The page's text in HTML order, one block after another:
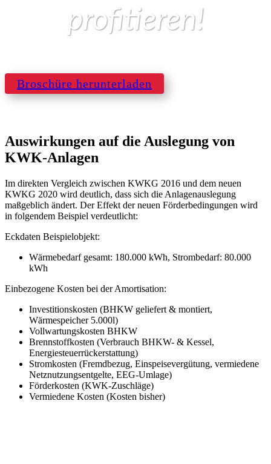
profitieren!
Broschüre herunterladen
Auswirkungen auf die Auslegung von
KWK-Anlagen
Im direkten Vergleich zwischen KWKG 2016 und dem neuen
KWKG 2020 wird deutlich, dass sich die Anlagenauslegung
maßgeblich ändert. Der Effekt der neuen Förderbedingungen wird
in folgendem Beispiel verdeutlicht:
Eckdaten Beispielobjekt:
Wärmebedarf gesamt: 180.000 kWh, Strombedarf: 80.000
kWh
Einbezogene Kosten bei der Amortisation:
Investitionskosten (BHKW geliefert & montiert,
Wärmespeicher 5.000l)
Vollwartungskosten BHKW
Brennstoffkosten (Verbrauch BHKW- & Kessel,
Energiesteuerrückerstattung)
Stromkosten (Fremdbezug, Einspeisevergütung, vermiedene
Netznutzungsentgelte, EEG-Umlage)
Förderkosten (KWK-Zuschläge)
Vermiedene Kosten (Kosten bisher)